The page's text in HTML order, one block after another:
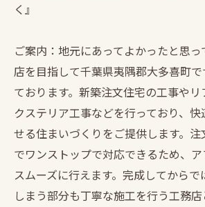
く』
ご案内：地元にあってよかったと思
店を目指して千葉県夷隅郡大多喜町
ております。新築注文住宅の工事や
クステリア工事などを行っており、
せる住まいづくりをご提供します。
でワンストップで対応できるため、
スムーズに行えます。完成してからで
しまう部分も丁寧な施工を行う工務